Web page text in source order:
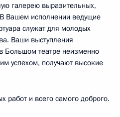
галерею выразительных,
Вашем исполнении ведущие
служат для молодых
Ваши выступления
Большом театре неизменно
успехом, получают высокие
работ и всего самого доброго.